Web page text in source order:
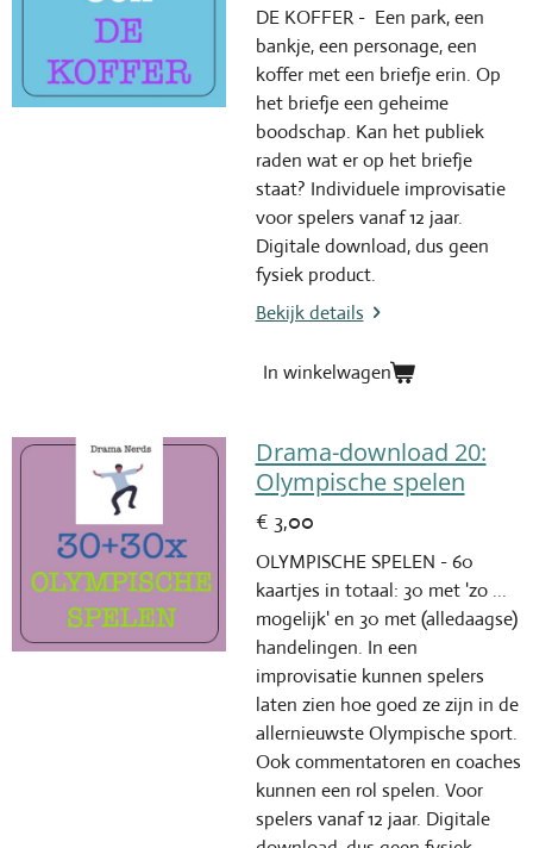
DE KOFFER - Een park, een
bankje, een personage, een
koffer met een briefje erin. Op
het briefje een geheime
boodschap. Kan het publiek
raden wat er op het briefje
staat? Individuele improvisatie
voor spelers vanaf 12 jaar.
Digitale download, dus geen
fysiek product.
Bekijk details
In winkelwagen
Drama-download 20:
Olympische spelen
€ 3,00
OLYMPISCHE SPELEN - 60
kaartjes in totaal: 30 met 'zo ...
mogelijk' en 30 met (alledaagse)
handelingen. In een
improvisatie kunnen spelers
laten zien hoe goed ze zijn in de
allernieuwste Olympische sport.
Ook commentatoren en coaches
kunnen een rol spelen. Voor
spelers vanaf 12 jaar. Digitale